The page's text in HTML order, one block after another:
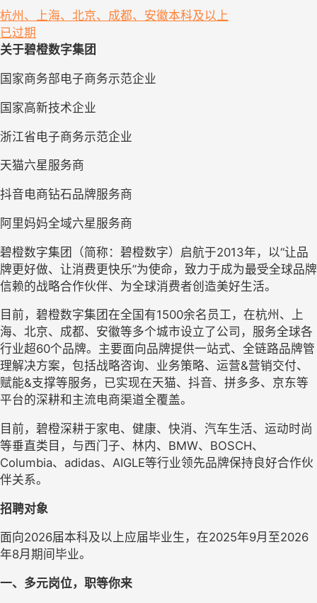
杭州、上海、北京、成都、安徽本科及以上
已过期
关于碧橙数字集团
国家商务部电子商务示范企业
国家高新技术企业
浙江省电子商务示范企业
天猫六星服务商
抖音电商钻石品牌服务商
阿里妈妈全域六星服务商
碧橙数字集团（简称：碧橙数字）启航于2013年，以“让品
牌更好做、让消费更快乐”为使命，致力于成为最受全球品牌
信赖的战略合作伙伴、为全球消费者创造美好生活。
目前，碧橙数字集团在全国有1500余名员工，在杭州、上
海、北京、成都、安徽等多个城市设立了公司，服务全球各
行业超60个品牌。主要面向品牌提供一站式、全链路品牌管
理解决方案，包括战略咨询、业务策略、运营&营销交付、
赋能&支撑等服务，已实现在天猫、抖音、拼多多、京东等
平台的深耕和主流电商渠道全覆盖。
目前，碧橙深耕于家电、健康、快消、汽车生活、运动时尚
等垂直类目，与西门子、林内、BMW、BOSCH、
Columbia、adidas、AIGLE等行业领先品牌保持良好合作伙
伴关系。
招聘对象
面向2026届本科及以上应届毕业生，在2025年9月至2026
年8月期间毕业。
一、 多元岗位，职等你来